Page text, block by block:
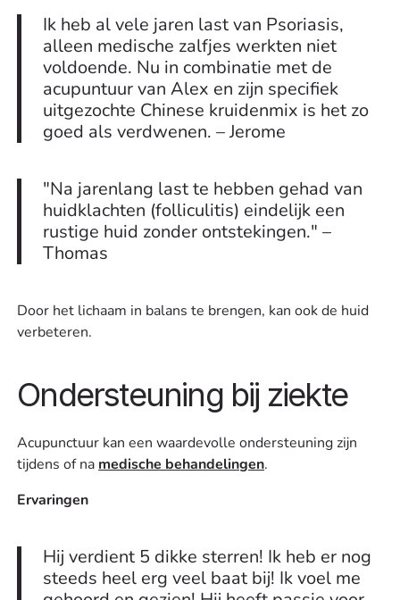
Ik heb al vele jaren last van Psoriasis,
alleen medische zalfjes werkten niet
voldoende. Nu in combinatie met de
acupuntuur van Alex en zijn specifiek
uitgezochte Chinese kruidenmix is het zo
goed als verdwenen. – Jerome
"Na jarenlang last te hebben gehad van
huidklachten (folliculitis) eindelijk een
rustige huid zonder ontstekingen." –
Thomas
Door het lichaam in balans te brengen, kan ook de huid
verbeteren.
Ondersteuning bij ziekte
Acupunctuur kan een waardevolle ondersteuning zijn
tijdens of na medische behandelingen.
Ervaringen
Hij verdient 5 dikke sterren! Ik heb er nog
steeds heel erg veel baat bij! Ik voel me